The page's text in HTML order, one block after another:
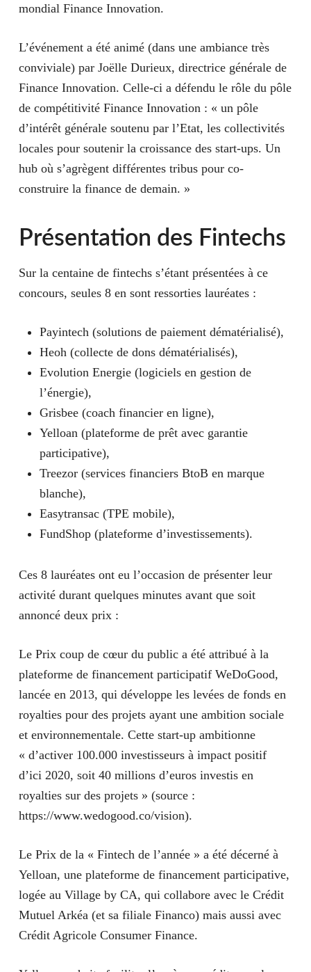
mondial Finance Innovation.
L’événement a été animé (dans une ambiance très
conviviale) par Joëlle Durieux, directrice générale de
Finance Innovation. Celle-ci a défendu le rôle du pôle
de compétitivité Finance Innovation : « un pôle
d’intérêt générale soutenu par l’Etat, les collectivités
locales pour soutenir la croissance des start-ups. Un
hub où s’agrègent différentes tribus pour co-
construire la finance de demain. »
Présentation des Fintechs
Sur la centaine de fintechs s’étant présentées à ce
concours, seules 8 en sont ressorties lauréates :
Payintech (solutions de paiement dématérialisé),
Heoh (collecte de dons dématérialisés),
Evolution Energie (logiciels en gestion de
l’énergie),
Grisbee (coach financier en ligne),
Yelloan (plateforme de prêt avec garantie
participative),
Treezor (services financiers BtoB en marque
blanche),
Easytransac (TPE mobile),
FundShop (plateforme d’investissements).
Ces 8 lauréates ont eu l’occasion de présenter leur
activité durant quelques minutes avant que soit
annoncé deux prix :
Le Prix coup de cœur du publica été attribué à la
plateforme de financement participatif WeDoGood,
lancée en 2013, qui développe les levées de fonds en
royalties pour des projets ayant une ambition sociale
et environnementale. Cette start-up ambitionne
« d’activer 100.000 investisseurs à impact positif
d’ici 2020, soit 40 millions d’euros investis en
royalties sur des projets » (source :
https://www.wedogood.co/vision).
Le Prix de la « Fintech de l’année » a été décerné à
Yelloan, une plateforme de financement participative,
logée au Village by CA, qui collabore avec le Crédit
Mutuel Arkéa (et sa filiale Financo) mais aussi avec
Crédit Agricole Consumer Finance.